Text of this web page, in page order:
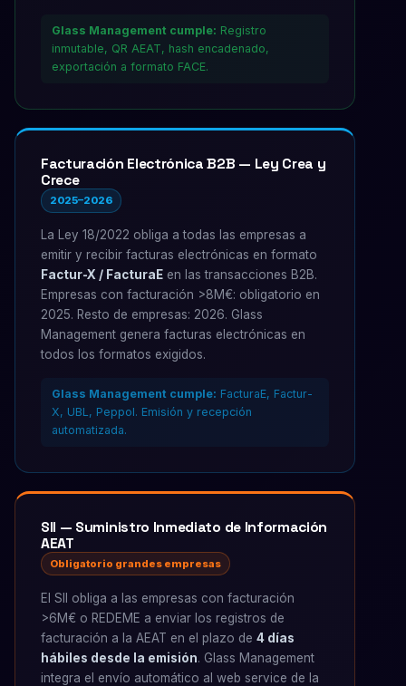
Glass Management cumple: Registro
inmutable, QR AEAT, hash encadenado,
exportación a formato FACE.
Facturación Electrónica B2B — Ley Crea y
Crece
2025–2026
La Ley 18/2022 obliga a todas las empresas a
emitir y recibir facturas electrónicas en formato
Factur-X / FacturaE en las transacciones B2B.
Empresas con facturación >8M€: obligatorio en
2025. Resto de empresas: 2026. Glass
Management genera facturas electrónicas en
todos los formatos exigidos.
Glass Management cumple: FacturaE, Factur-
X, UBL, Peppol. Emisión y recepción
automatizada.
SII — Suministro Inmediato de Información
AEAT
Obligatorio grandes empresas
El SII obliga a las empresas con facturación
>6M€ o REDEME a enviar los registros de
facturación a la AEAT en el plazo de 4 días
hábiles desde la emisión. Glass Management
integra el envío automático al web service de la